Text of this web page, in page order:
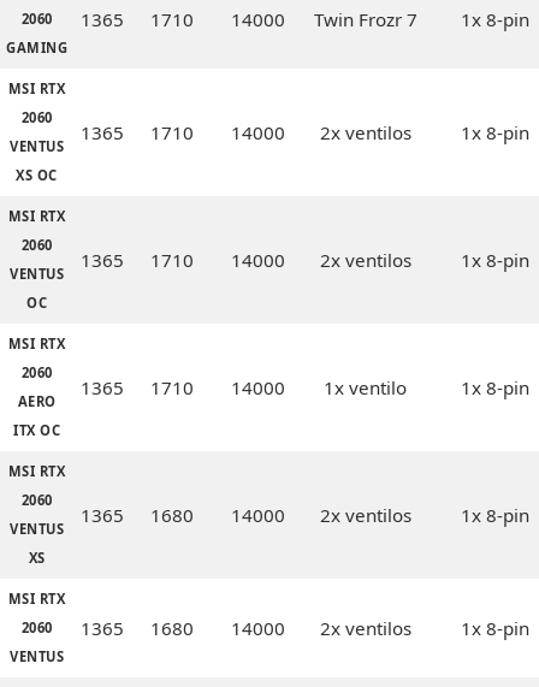
2060
GAMING
1365 1710 14000 Twin Frozr 7 1x 8-pin
MSI RTX
2060
VENTUS
XS OC
1365 1710 14000 2x ventilos 1x 8-pin
MSI RTX
2060
VENTUS
OC
1365 1710 14000 2x ventilos 1x 8-pin
MSI RTX
2060
AERO
ITX OC
1365 1710 14000 1x ventilo 1x 8-pin
MSI RTX
2060
VENTUS
XS
1365 1680 14000 2x ventilos 1x 8-pin
MSI RTX
2060
VENTUS
1365 1680 14000 2x ventilos 1x 8-pin